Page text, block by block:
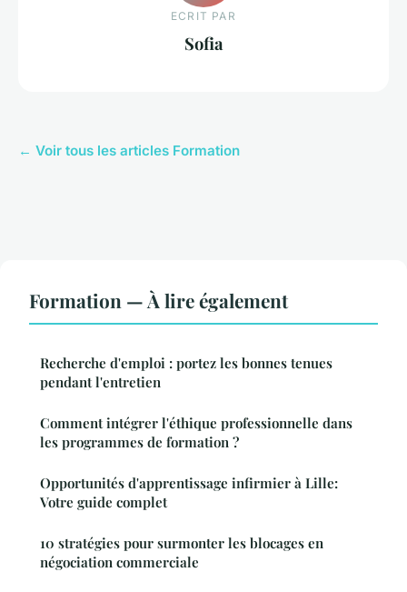
ECRIT PAR
Sofia
← Voir tous les articles Formation
Formation — À lire également
Recherche d'emploi : portez les bonnes tenues
pendant l'entretien
Comment intégrer l'éthique professionnelle dans
les programmes de formation ?
Opportunités d'apprentissage infirmier à Lille:
Votre guide complet
10 stratégies pour surmonter les blocages en
négociation commerciale